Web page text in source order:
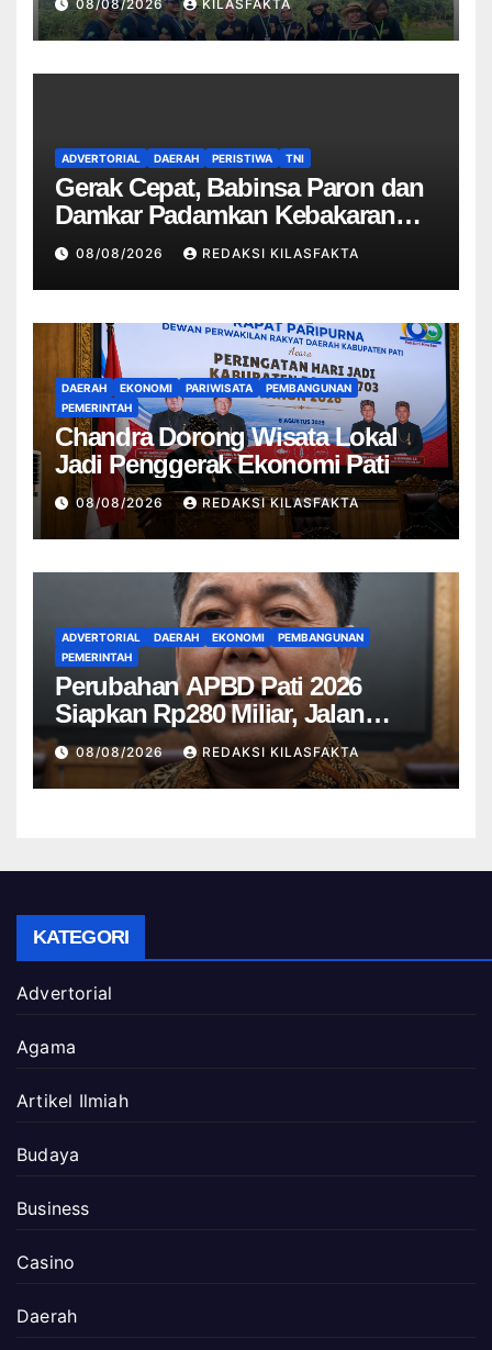
08/08/2026 KILASFAKTA
ADVERTORIAL DAERAH PERISTIWA TNI
Gerak Cepat, Babinsa Paron dan
Damkar Padamkan Kebakaran
Rumah Warga Akibat Korsleting
Listrik
08/08/2026 REDAKSI KILASFAKTA
DAERAH EKONOMI PARIWISATA
PEMBANGUNAN
PEMERINTAH
Chandra Dorong Wisata Lokal
Jadi Penggerak Ekonomi Pati
08/08/2026 REDAKSI KILASFAKTA
ADVERTORIAL DAERAH EKONOMI
PEMBANGUNAN
PEMERINTAH
Perubahan APBD Pati 2026
Siapkan Rp280 Miliar, Jalan
Rusak Jadi Prioritas
08/08/2026 REDAKSI KILASFAKTA
KATEGORI
Advertorial
Agama
Artikel Ilmiah
Budaya
Business
Casino
Daerah